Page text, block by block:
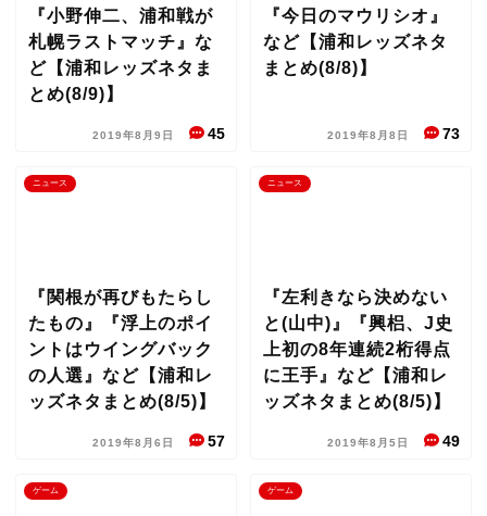
『小野伸二、浦和戦が
札幌ラストマッチ』な
ど【浦和レッズネタま
とめ(8/9)】
2019年8月9日 45
『今日のマウリシオ』
など【浦和レッズネタ
まとめ(8/8)】
2019年8月8日 73
ニュース
『関根が再びもたらし
たもの』『浮上のポイ
ントはウイングバック
の人選』など【浦和レ
ッズネタまとめ(8/5)】
2019年8月6日 57
ニュース
『左利きなら決めない
と(山中)』『興梠、J史
上初の8年連続2桁得点
に王手』など【浦和レ
ッズネタまとめ(8/5)】
2019年8月5日 49
ゲーム ゲーム